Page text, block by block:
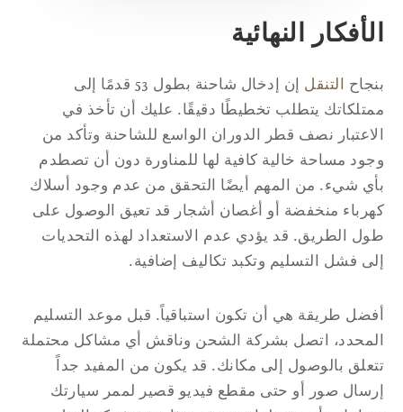
النهائية
التنقل
إن إدخال شاحنة بطول 53 قدمًا إلى
يتطلب تخطيطًا دقيقًا. عليك أن تأخذ في
نصف قطر الدوران الواسع للشاحنة وتأكد من
مساحة خالية كافية لها للمناورة دون أن تصطدم
شيء. من المهم أيضًا التحقق من عدم وجود أسلاك
منخفضة أو أغصان أشجار قد تعيق الوصول على
الطريق. قد يؤدي عدم الاستعداد لهذه التحديات
فشل التسليم وتكبد تكاليف إضافية.
طريقة هي أن تكون استباقياً. قبل موعد التسليم
اتصل بشركة الشحن وناقش أي مشاكل محتملة
بالوصول إلى مكانك. قد يكون من المفيد جداً
صور أو حتى مقطع فيديو قصير لممر سيارتك